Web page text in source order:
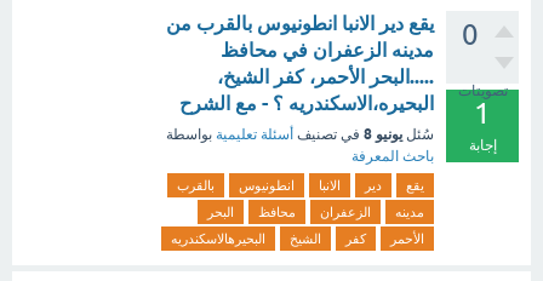
0
تصويتات
1
إجابة
يقع دير الانبا انطونيوس بالقرب من
مدينه الزعفران في محافظ
.....البحر الأحمر، كفر الشيخ،
البحيره،الاسكندريه ؟ - مع الشرح
سُئل يونيو 8 في تصنيف أسئلة تعليمية بواسطة
باحث المعرفة
يقع دير الانبا انطونيوس
بالقرب
مدينه
الزعفران محافظ
البحر
الأحمر
كفر الشيخ البحيرهالاسكندريه